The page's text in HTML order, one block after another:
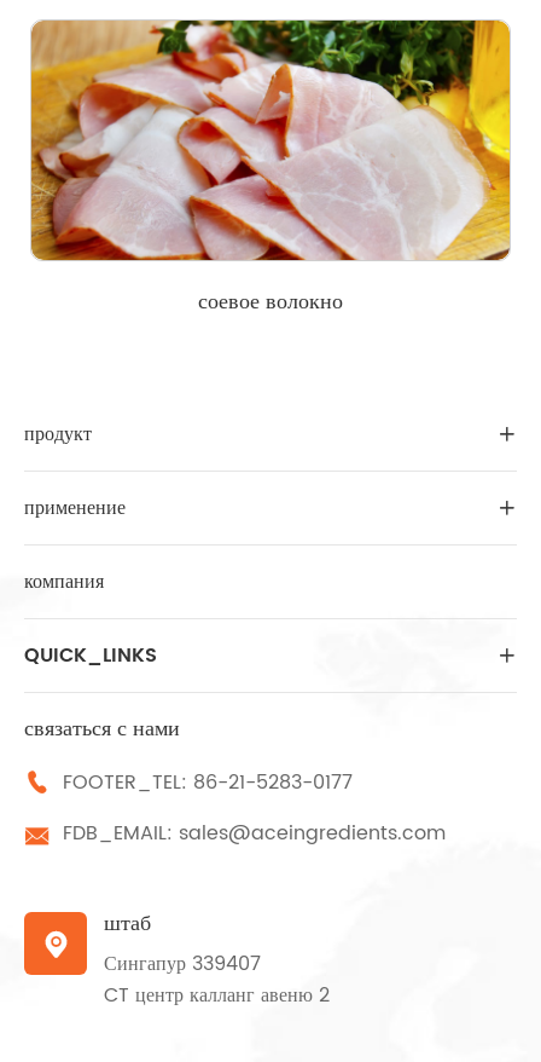
соевое волокно
продукт 
применение 
компания
QUICK_LINKS 
связаться с нами
 FOOTER_TEL: 86-21-5283-0177
 FDB_EMAIL: sales@aceingredients.com

штаб
Сингапур 339407
CT центр калланг авеню 2